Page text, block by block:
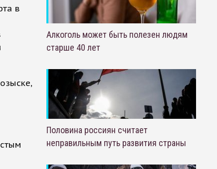
в
Алкоголь может быть полезен людям
старше 40 лет
Половина россиян считает
неправильным путь развития страны